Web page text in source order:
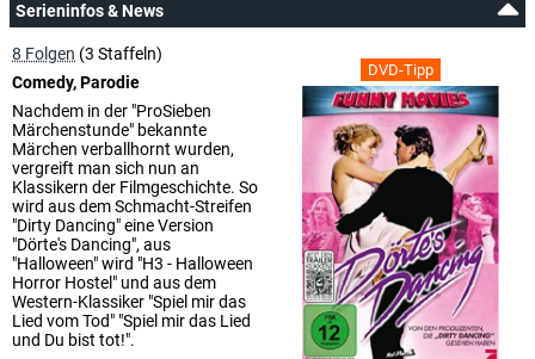
Serieninfos & News
DVD-Tipp
8 Folgen (3 Staffeln)
Comedy, Parodie
Nachdem in der "ProSieben
Märchenstunde" bekannte
Märchen verballhornt wurden,
vergreift man sich nun an
Klassikern der Filmgeschichte. So
wird aus dem Schmacht-Streifen
"Dirty Dancing" eine Version
"Dörte's Dancing", aus
"Halloween" wird "H3 - Halloween
Horror Hostel" und aus dem
Western-Klassiker "Spiel mir das
Lied vom Tod" "Spiel mir das Lied
und Du bist tot!".